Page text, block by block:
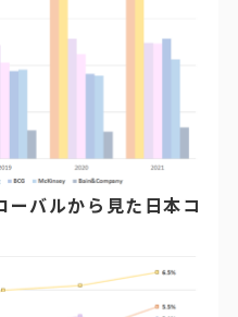
バルから見た日本コ